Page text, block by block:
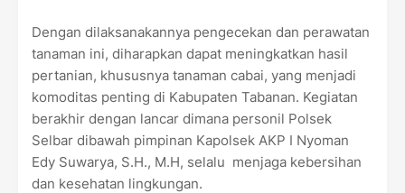
Dengan dilaksanakannya pengecekan dan perawatan
tanaman ini, diharapkan dapat meningkatkan hasil
pertanian, khususnya tanaman cabai, yang menjadi
komoditas penting di Kabupaten Tabanan. Kegiatan
berakhir dengan lancar dimana personil Polsek
Selbar dibawah pimpinan Kapolsek AKP I Nyoman
Edy Suwarya, S.H., M.H, selalu menjaga kebersihan
dan kesehatan lingkungan.